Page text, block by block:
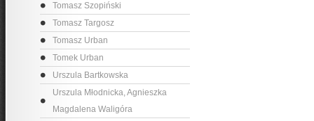
Tomasz Szopiński
Tomasz Targosz
Tomasz Urban
Tomek Urban
Urszula Bartkowska
Urszula Młodnicka, Agnieszka
Magdalena Waligóra